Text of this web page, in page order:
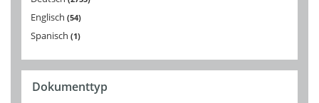
Englisch 54
Spanisch 1
Dokumenttyp